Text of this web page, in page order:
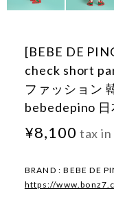
[BEBE DE
check short
ファッション
bebedepino 日
¥8,100 tax in
BRAND : BEBE DE
https://